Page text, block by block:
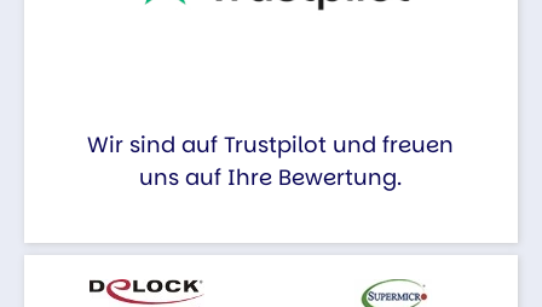
Wir sind auf Trustpilot und freuen
uns auf Ihre Bewertung.